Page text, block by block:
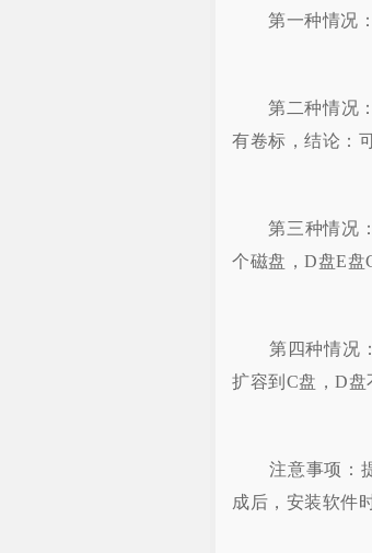
第一种情况：
第二种情况：
有卷标，结论：
第三种情况：
个磁盘，D盘E盘
第四种情况：
扩容到C盘，D盘
注意事项：提
成后，安装软件